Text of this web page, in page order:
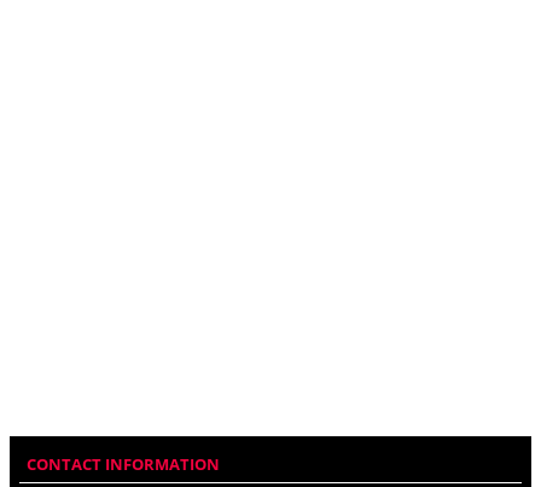
CONTACT INFORMATION